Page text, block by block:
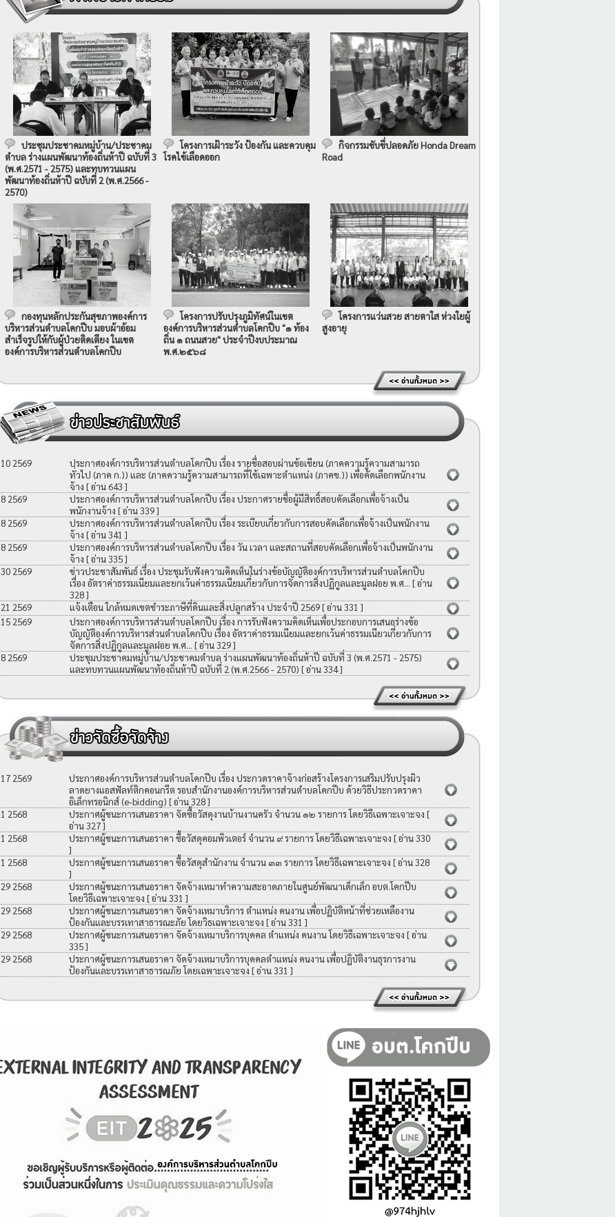
ประชุมประชาคมหมู่บ้าน/ประชาคม
ตำบล ร่างแผนพัฒนาท้องถิ่นห้าปี ฉบับที่ 3
(พ.ศ.2571 - 2575) และทบทวนแผน
พัฒนาท้องถิ่นห้าปี ฉบับที่ 2 (พ.ศ.2566 -
2570)
โครงการเฝ้าระวัง ป้องกัน และควบคุม
โรคไข้เลือดออก
กิจกรรมขับขี่ปลอดภัย Honda Dream
Road
กองทุนหลักประกันสุขภาพองค์การ
บริหารส่วนตำบลโคกปีบ มอบผ้าอ้อม
สำเร็จรูปให้กับผู้ป่วยติดเตียง ในเขต
องค์การบริหารส่วนตำบลโคกปีบ
โครงการปรับปรุงภูมิทัศน์ในเขต
องค์การบริหารส่วนตำบลโคกปีบ "๑ ท้อง
ถิ่น ๑ ถนนสวย" ประจำปีงบประมาณ
พ.ศ.๒๕๖๘
โครงการแว่นสวย สายตาใส ห่วงใยผู้
สูงอายุ
10 2569
ประกาศองค์การบริหารส่วนตำบลโคกปีบ เรื่อง รายชื่อสอบผ่านข้อเขียน (ภาคความรู้ความสามารถ
ทั่วไป (ภาค ก.)) และ (ภาคความรู้ความสามารถที่ใช้เฉพาะตำแหน่ง (ภาคข.)) เพื่อคัดเลือกพนักงาน
จ้าง [ อ่าน 643 ]
8 2569
ประกาศองค์การบริหารส่วนตำบลโคกปีบ เรื่อง ประกาศรายชื่อผู้มีสิทธิ์สอบคัดเลือกเพื่อจ้างเป็น
พนักงานจ้าง [ อ่าน 339 ]
8 2569
ประกาศองค์การบริหารส่วนตำบลโคกปีบ เรื่อง ระเบียบเกี่ยวกับการสอบคัดเลือกเพื่อจ้างเป็นพนักงาน
จ้าง [ อ่าน 341 ]
8 2569
ประกาศองค์การบริหารส่วนตำบลโคกปีบ เรื่อง วัน เวลา และสถานที่สอบคัดเลือกเพื่อจ้างเป็นพนักงาน
จ้าง [ อ่าน 335 ]
30 2569
ข่าวประชาสัมพันธ์ เรื่อง ประชุมรับฟังความคิดเห็นในร่างข้อบัญญัติองค์การบริหารส่วนตำบลโคกปีบ
เรื่อง อัตราค่าธรรมเนียมและยกเว้นค่าธรรมเนียมเกี่ยวกับการจัดการสิ่งปฏิกูลและมูลฝอย พ.ศ... [ อ่าน
328 ]
21 2569
แจ้งเตือน ใกล้หมดเขตชำระภาษีที่ดินและสิ่งปลูกสร้าง ประจำปี 2569[ อ่าน 331 ]
15 2569
ประกาศองค์การบริหารส่วนตำบลโคกปีบ เรื่อง การรับฟังความคิดเห็นเพื่อประกอบการเสนอร่างข้อ
บัญญัติองค์การบริหารส่วนตำบลโคกปีบ เรื่อง อัตราค่าธรรมเนียมและยกเว้นค่าธรรมเนียวเกี่ยวกับการ
จัดการสิ่งปฏิกูลและมูลฝอย พ.ศ... [ อ่าน 329 ]
8 2569
ประชุมประชาคมหมู่บ้าน/ประชาคมตำบล ร่างแผนพัฒนาท้องถิ่นห้าปี ฉบับที่ 3 (พ.ศ.2571 - 2575)
และทบทวนแผนพัฒนาท้องถิ่นห้าปี ฉบับที่ 2 (พ.ศ.2566 - 2570) [ อ่าน 334 ]
17 2569
ประกาศองค์การบริหารส่วนตำบลโคกปีบ เรื่อง ประกวดราคาจ้างก่อสร้างโครงการเสริมปรับปรุงผิว
ลาดยางแอสฟัลท์ติกคอนกรีต รอบสำนักงานองค์การบริหารส่วนตำบลโคกปีบ ด้วยวิธีประกวดราคา
อิเล็กทรอนิกส์ (e-bidding) [ อ่าน 328 ]
1 2568
ประกาศผู้ชนะการเสนอราคา จัดซื้อวัสดุงานบ้านงานครัว จำนวน ๑๒ รายการ โดยวิธีเฉพาะเจาะจง [
อ่าน 327 ]
1 2568
ประกาศผู้ชนะการเสนอราคา ซื้อวัสดุคอมพิวเตอร์ จำนวน ๙ รายการ โดยวิธีเฉพาะเจาะจง [ อ่าน 330
]
1 2568
ประกาศผู้ชนะการเสนอราคา ซื้อวัสดุสำนักงาน จำนวน ๓๓ รายการ โดยวิธีเฉพาะเจาะจง [ อ่าน 328
]
29 2568
ประกาศผู้ชนะการเสนอราคา จัดจ้างเหมาทำความสะอาดภายในศูนย์พัฒนาเด็กเล็ก อบต.โคกปีบ
โดยวิธีเฉพาะเจาะจง [ อ่าน 331 ]
29 2568
ประกาศผู้ชนะการเสนอราคา จัดจ้างเหมาบริการ ตำแหน่ง คนงาน เพื่อปฏิบัติหน้าที่ช่วยเหลืองาน
ป้องกันและบรรเทาสาธารณะภัย โดยวิธเฉพาะเจาะจง [ อ่าน 331 ]
29 2568
ประกาศผู้ชนะการเสนอราคา จัดจ้างเหมาบริการบุคคล ตำแหน่ง คนงาน โดยวิธีเฉพาะเจาะจง [ อ่าน
335 ]
29 2568
ประกาศผู้ชนะการเสนอราคา จัดจ้างเหมาบริการบุคคลตำแหน่ง คนงาน เพื่อปฏิบัติงานธุรการงาน
ป้องกันและบรรเทาสาธารณภัย โดยเฉพาะเจาะจง [ อ่าน 331 ]